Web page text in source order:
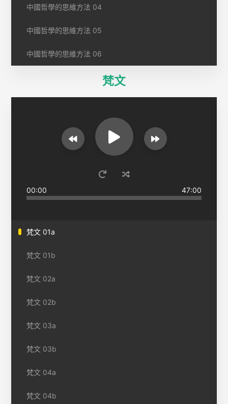
中國哲學的思維方法 04
中國哲學的思維方法 05
中國哲學的思維方法 06
梵文
00:00 47:00
梵文 01a
梵文 01b
梵文 02a
梵文 02b
梵文 03a
梵文 03b
梵文 04a
梵文 04b